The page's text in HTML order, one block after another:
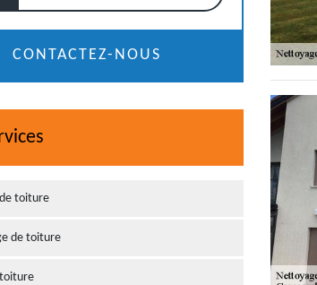
CONTACTEZ-NOUS
toiture
de toiture